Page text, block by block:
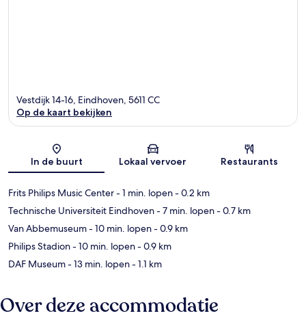
Kaart
Vestdijk 14-16, Eindhoven, 5611 CC
Op de kaart bekijken
In de buurt Lokaal vervoer Restaurants
Frits Philips Music Center- 1 min. lopen- 0.2 km
Technische Universiteit Eindhoven- 7 min. lopen- 0.7 km
Van Abbemuseum- 10 min. lopen- 0.9 km
Philips Stadion- 10 min. lopen- 0.9 km
DAF Museum- 13 min. lopen- 1.1 km
Over deze accommodatie